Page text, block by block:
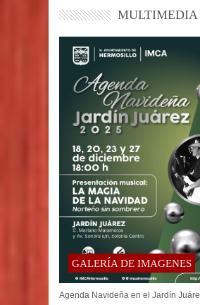
MULTIMEDIA
GALERÍA DE IMAGENES
Agenda Navideña en el Jardín